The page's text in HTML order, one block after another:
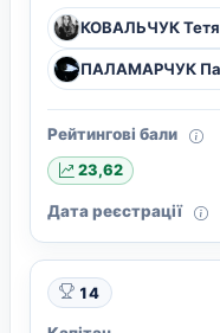
КОВАЛЬЧУК
ПАЛАМАРЧУК
Рейтингові бали
23,62
Дата реєстрації
14